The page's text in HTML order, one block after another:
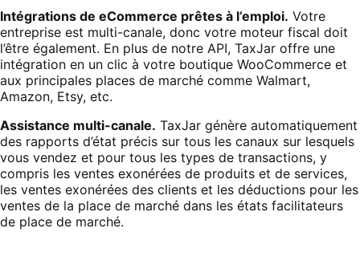
Intégrations de eCommerce prêtes à l’emploi. Votre
entreprise est multi-canale, donc votre moteur fiscal doit
l’être également. En plus de notre API, TaxJar offre une
intégration en un clic à votre boutique WooCommerce et
aux principales places de marché comme Walmart,
Amazon, Etsy, etc.
Assistance multi-canale. TaxJar génère automatiquement
des rapports d’état précis sur tous les canaux sur lesquels
vous vendez et pour tous les types de transactions, y
compris les ventes exonérées de produits et de services,
les ventes exonérées des clients et les déductions pour les
ventes de la place de marché dans les états facilitateurs
de place de marché.